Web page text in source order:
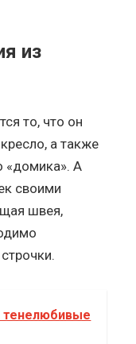
из
то, что он
а также
«домика». А
своими
швея,